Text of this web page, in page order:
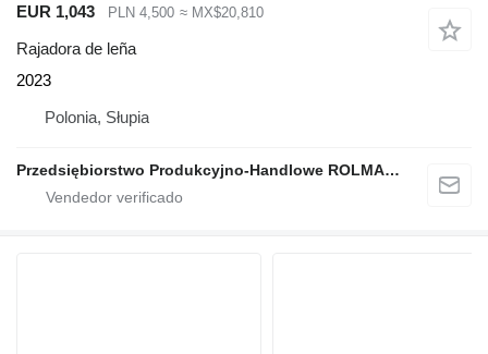
EUR 1,043
PLN 4,500 ≈ MX$20,810
Rajadora de leña
2023
Polonia, Słupia
Przedsiębiorstwo Produkcyjno-Handlowe ROLMAPOL Marcin Dziekan